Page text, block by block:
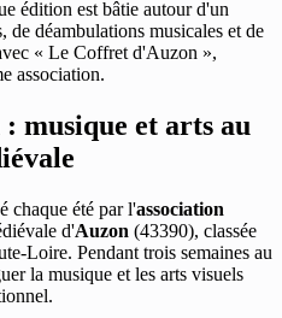
édition est bâtie autour d'un
de déambulations musicales et de
« Le Coffret d'Auzon »,
association.
musique et arts au
chaque été par l'association
d'Auzon (43390), classée
Loire. Pendant trois semaines au
la musique et les arts visuels